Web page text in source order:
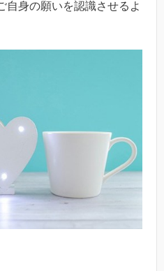
自身の願いを認識させるよ